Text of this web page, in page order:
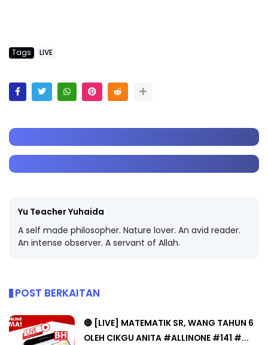
Tags LIVE
Yu Teacher Yuhaida
A self made philosopher. Nature lover. An avid reader.
An intense observer. A servant of Allah.
POST BERKAITAN
🔴 [LIVE] MATEMATIK SR, WANG TAHUN 6
OLEH CIKGU ANITA #ALLINONE #141 #...